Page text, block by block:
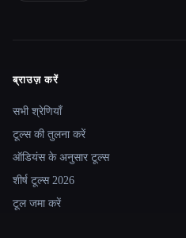
Site navigation
ब्राउज़ करें
सभी श्रेणियाँ
टूल्स की तुलना करें
ऑडियंस के अनुसार टूल्स
शीर्ष टूल्स 2026
टूल जमा करें